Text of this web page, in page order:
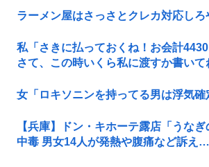
ラーメン屋はさっさとクレカ対応しろ
私「さきに払っておくね！お会計4430
さて、この時いくら私に渡すか書いて
女「ロキソニンを持ってる男は浮気確
【兵庫】ドン・キホーテ露店「うな
中毒 男女14人が発熱や腹痛など訴え